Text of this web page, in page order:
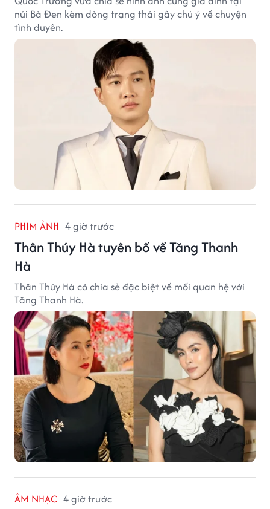
núi Bà Đen kèm dòng trạng thái gây chú ý về chuyện
tình duyên.
PHIM ẢNH 4 giờ trước
Thân Thúy Hà tuyên bố về Tăng Thanh
Hà
Thân Thúy Hà có chia sẻ đặc biệt về mối quan hệ với
Tăng Thanh Hà.
ÂM NHẠC 4 giờ trước